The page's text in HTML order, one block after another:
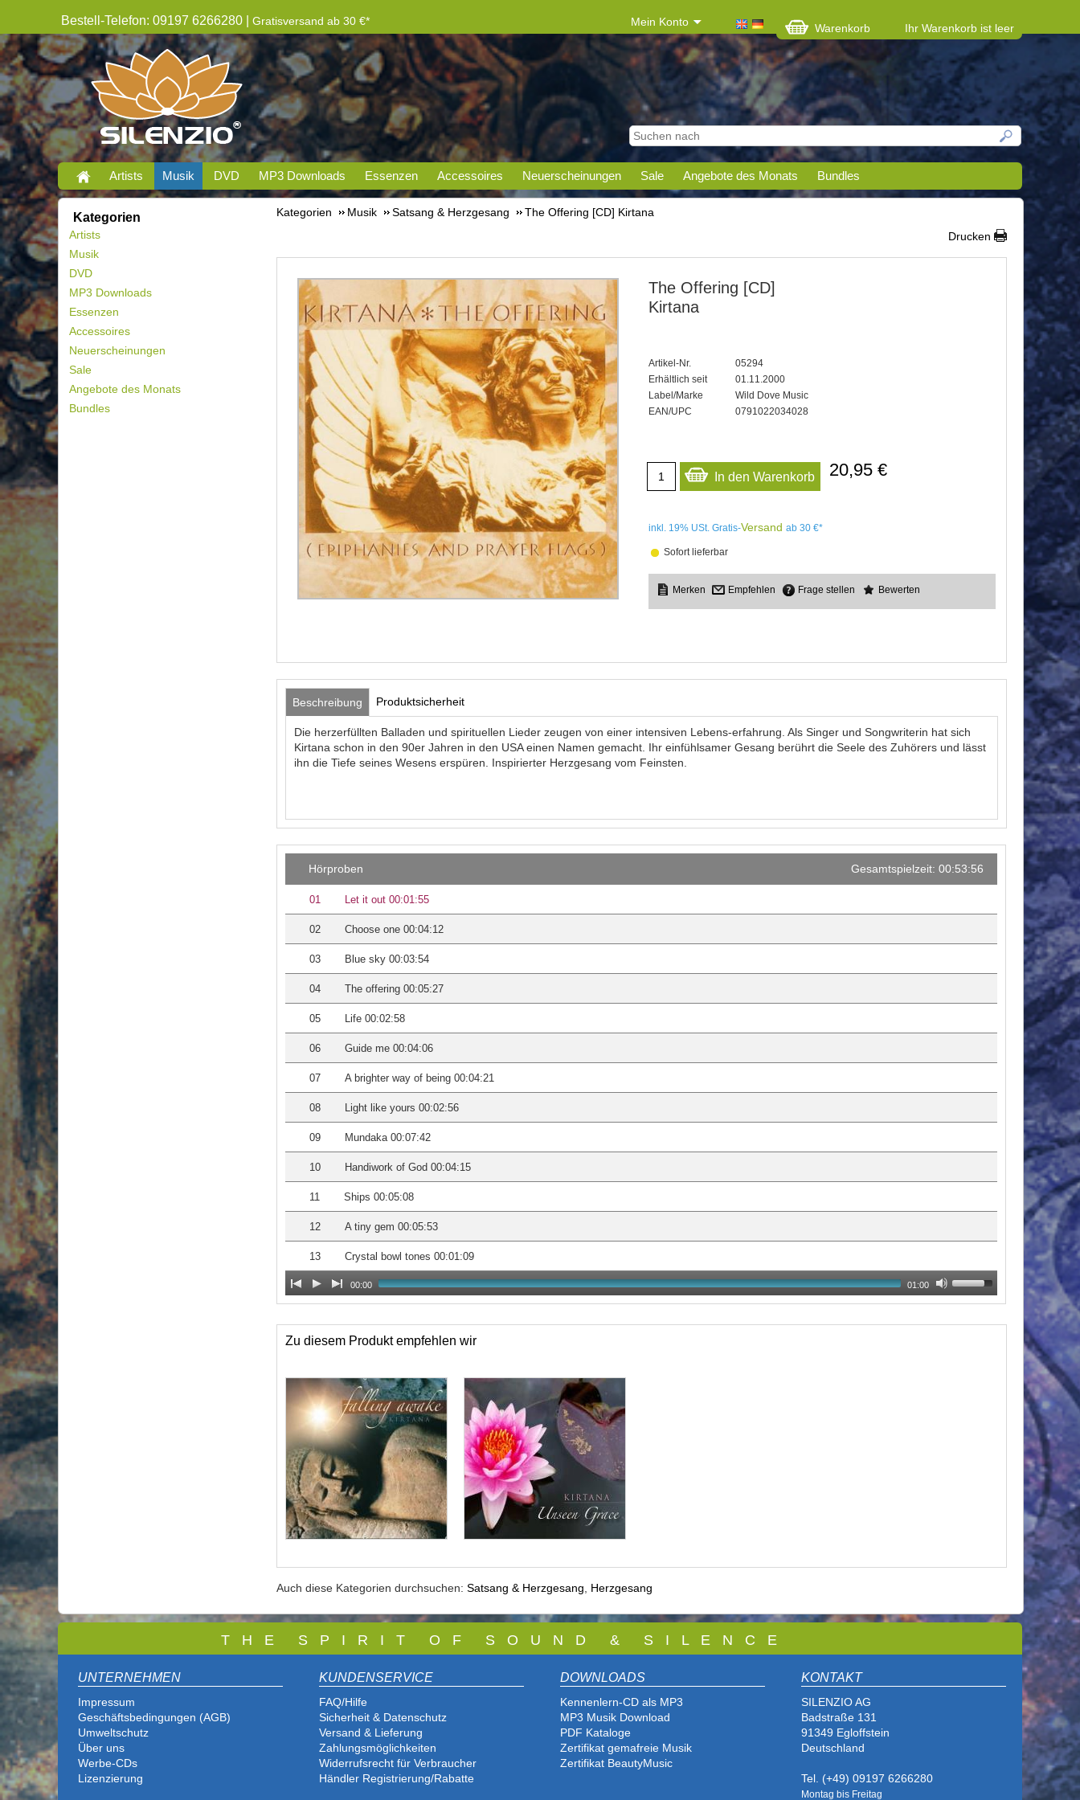
Bestell-Telefon: 09197 6266280 | Gratisversand ab 30 €* Mein Konto Warenkorb Ihr Warenkorb ist leer
Artists Musik DVD MP3 Downloads Essenzen Accessoires Neuerscheinungen Sale Angebote des Monats Bundles
Kategorien
Artists
Musik
DVD
MP3 Downloads
Essenzen
Accessoires
Neuerscheinungen
Sale
Angebote des Monats
Bundles
Kategorien Musik Satsang & Herzgesang
The Offering [CD] Kirtana
Drucken
The Offering [CD]
Kirtana
Artikel-Nr.
05294
Erhältlich seit
01.11.2000
Label/Marke
Wild Dove Music
EAN/UPC
0791022034028
In den Warenkorb 20,95 €
inkl. 19% USt. Gratis-Versand ab 30 €*
Sofort lieferbar
Empfehlen Frage stellen Bewerten
Beschreibung Produktsicherheit
Die herzerfüllten Balladen und spirituellen Lieder zeugen von einer intensiven Lebens-erfahrung. Als Singer und Songwriterin hat sich
Kirtana schon in den 90er Jahren in den USA einen Namen gemacht. Ihr einfühlsamer Gesang berührt die Seele des Zuhörers und lässt
ihn die Tiefe seines Wesens erspüren. Inspirierter Herzgesang vom Feinsten.
Hörproben Gesamtspielzeit: 00:53:56
01 Let it out 00:01:55
02 Choose one 00:04:12
03 Blue sky 00:03:54
04 The offering 00:05:27
05 Life 00:02:58
06 Guide me 00:04:06
07 A brighter way of being 00:04:21
08 Light like yours 00:02:56
09 Mundaka 00:07:42
10 Handiwork of God 00:04:15
11 Ships 00:05:08
12 A tiny gem 00:05:53
13 Crystal bowl tones 00:01:09
00:00 01:00
Zu diesem Produkt empfehlen wir
Auch diese Kategorien durchsuchen: Satsang & Herzgesang Herzgesang
T H E S P I R I T O F S O U N D & S I L E N C E
UNTERNEHMEN
Impressum
Geschäftsbedingungen (AGB)
Umweltschutz
Über uns
Werbe-CDs
Lizenzierung
KUNDENSERVICE
FAQ/Hilfe
Sicherheit & Datenschutz
Versand & Lieferung
Zahlungsmöglichkeiten
Widerrufsrecht für Verbraucher
Händler Registrierung/Rabatte
DOWNLOADS
Kennenlern-CD als MP3
MP3 Musik Download
PDF Kataloge
Zertifikat gemafreie Musik
Zertifikat BeautyMusic
KONTAKT
SILENZIO AG
Badstraße 131
91349 Egloffstein
Deutschland
Tel. (+49) 09197 6266280
Montag bis Freitag